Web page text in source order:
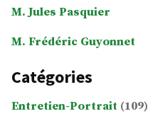
M. Jules Pasquier
M. Frédéric Guyonnet
Catégories
Entretien-Portrait (109)